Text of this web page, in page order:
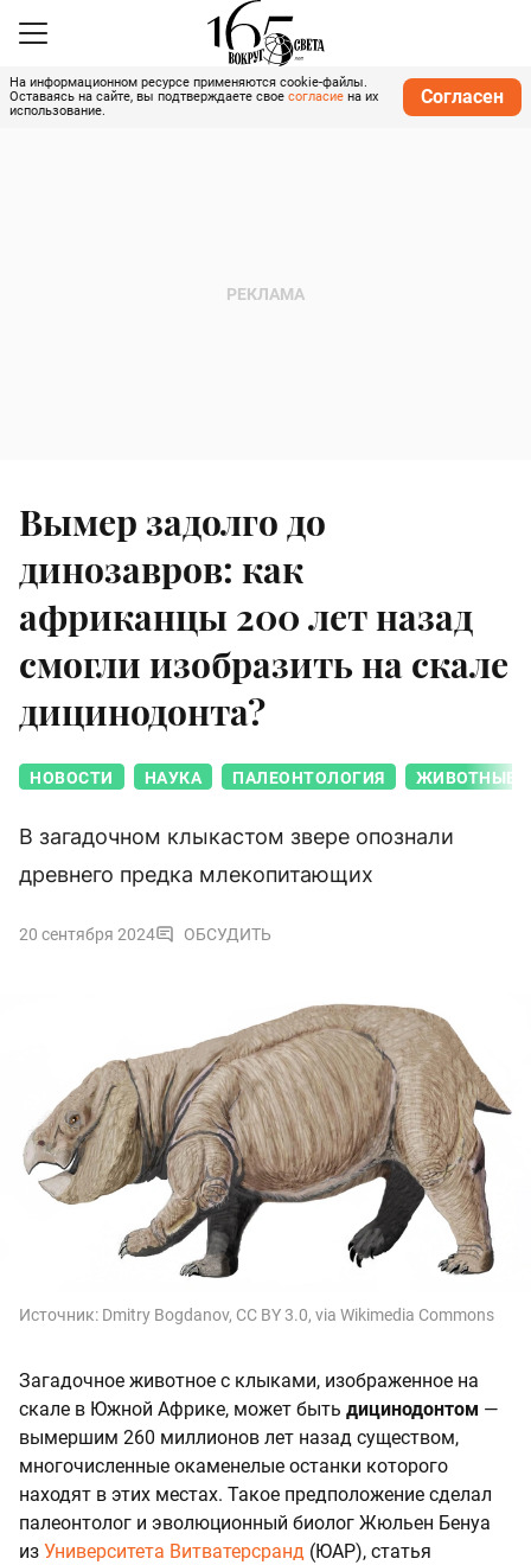
На информационном ресурсе применяются cookie-файлы.
Оставаясь на сайте, вы подтверждаете свое согласие на их
использование.
Согласен
Вымер задолго до
динозавров: как
африканцы 200 лет назад
смогли изобразить на скале
дицинодонта?
НОВОСТИ НАУКА ПАЛЕОНТОЛОГИЯ ЖИВОТНЫЕ
В загадочном клыкастом звере опознали
древнего предка млекопитающих
20 сентября 2024 ОБСУДИТЬ
Источник: Dmitry Bogdanov, CC BY 3.0, via Wikimedia Commons
Загадочное животное с клыками, изображенное на
скале в Южной Африке, может быть дицинодонтом —
вымершим 260 миллионов лет назад существом,
многочисленные окаменелые останки которого
находят в этих местах. Такое предположение сделал
палеонтолог и эволюционный биолог Жюльен Бенуа
из Университета Витватерсранд (ЮАР), статья